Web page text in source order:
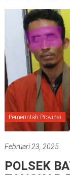
Pemerintah Provinsi
Februari 23, 2025
POLSEK